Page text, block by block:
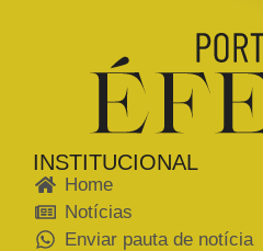
INSTITUCIONAL
Home
Notícias
Enviar pauta de notícia